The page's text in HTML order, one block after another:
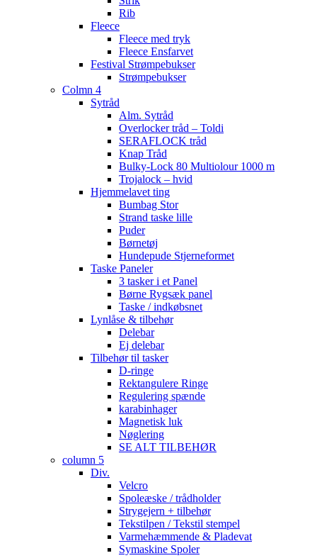
Rib
Fleece
Fleece med tryk
Fleece Ensfarvet
Festival Strømpebukser
Strømpebukser
Colmn 4
Sytråd
Alm. Sytråd
Overlocker tråd – Toldi
SERAFLOCK tråd
Knap Tråd
Bulky-Lock 80 Multiolour 1000 m
Trojalock – hvid
Hjemmelavet ting
Bumbag Stor
Strand taske lille
Puder
Børnetøj
Hundepude Stjerneformet
Taske Paneler
3 tasker i et Panel
Børne Rygsæk panel
Taske / indkøbsnet
Lynlåse & tilbehør
Delebar
Ej delebar
Tilbehør til tasker
D-ringe
Rektangulere Ringe
Regulering spænde
karabinhager
Magnetisk luk
Nøglering
SE ALT TILBEHØR
column 5
Div.
Velcro
Spoleæske / trådholder
Strygejern + tilbehør
Tekstilpen / Tekstil stempel
Varmehæmmende & Pladevat
Symaskine Spoler